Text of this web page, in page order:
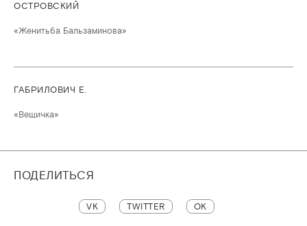
ОСТРОВСКИЙ
«Женитьба Бальзаминова»
ГАБРИЛОВИЧ Е.
«Вещичка»
ПОДЕЛИТЬСЯ
VK TWITTER OK